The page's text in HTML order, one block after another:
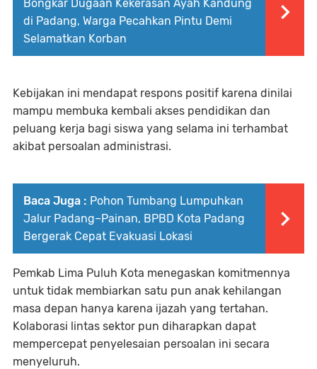
Bongkar Dugaan Kekerasan Ayah Kandung
di Padang, Warga Pecahkan Pintu Demi
Selamatkan Korban
Kebijakan ini mendapat respons positif karena dinilai
mampu membuka kembali akses pendidikan dan
peluang kerja bagi siswa yang selama ini terhambat
akibat persoalan administrasi.
Baca Juga : Pohon Tumbang Lumpuhkan
Jalur Padang–Painan, BPBD Kota Padang
Bergerak Cepat Evakuasi Lokasi
Pemkab Lima Puluh Kota menegaskan komitmennya
untuk tidak membiarkan satu pun anak kehilangan
masa depan hanya karena ijazah yang tertahan.
Kolaborasi lintas sektor pun diharapkan dapat
mempercepat penyelesaian persoalan ini secara
menyeluruh.